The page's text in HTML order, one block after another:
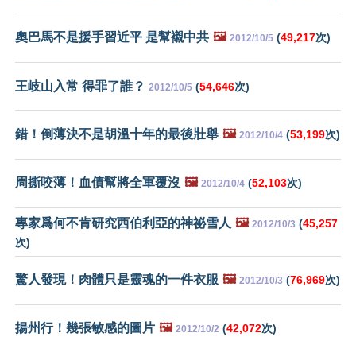
奧巴馬不是援手習近平 是幫襯中共 🖼️ 2012/10/5 (49,217次)
王岐山入常 得罪了誰？ 2012/10/5 (54,646次)
錯！倒薄決不是胡溫十年的最後壯舉 🖼️ 2012/10/4 (53,199次)
周撕咬薄！血債幫將全軍覆沒 🖼️ 2012/10/4 (52,103次)
專家爲何不肯研究西伯利亞的神祕雪人 🖼️ 2012/10/3 (45,257
次)
驚人發現！肉體只是靈魂的一件衣服 🖼️ 2012/10/3 (76,969次)
揚州行！幾張敏感的圖片 🖼️ 2012/10/2 (42,072次)